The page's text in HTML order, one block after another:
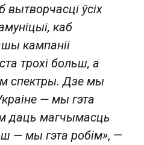
ўсіх
каб
кампаніі
трохі больш, а
спектры. Дзе мы
— мы гэта
даць магчымасць
— мы гэта робім», —